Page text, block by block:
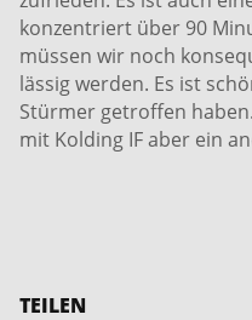
konzentriert über 90
müssen wir noch
lässig werden. Es ist
Stürmer getroffen
mit Kolding IF aber ein
TEILEN